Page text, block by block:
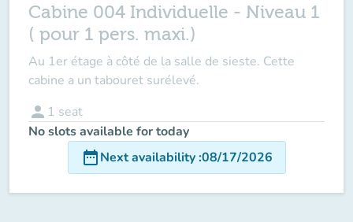
Cabine 004 Individuelle - Niveau 1
( pour 1 pers. maxi.)
Au 1er étage à côté de la salle de sieste. Cette
cabine a un tabouret surélevé.
person 1 seat
No slots available for today
date_rangeNext availability:08/17/2026